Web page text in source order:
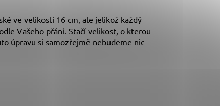
ve velikosti 16 cm, ale jelikož každý
Vašeho přání. Stačí velikost, o kterou
úpravu si samozřejmě nebudeme nic